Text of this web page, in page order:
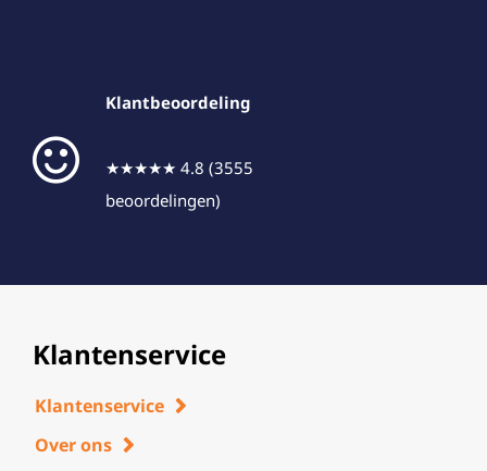
Klantbeoordeling
★★★★★ 4.8 (3555
beoordelingen)
Klantenservice
Klantenservice
Over ons